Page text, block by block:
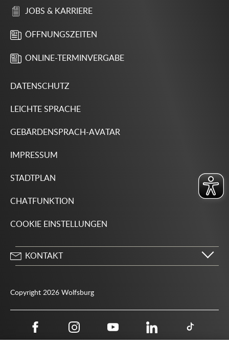
JOBS & KARRIERE
ÖFFNUNGSZEITEN
ONLINE-TERMINVERGABE
DATENSCHUTZ
LEICHTE SPRACHE
GEBÄRDENSPRACH-AVATAR
IMPRESSUM
STADTPLAN
CHATFUNKTION
COOKIE EINSTELLUNGEN
KONTAKT
Behördenrufnummer 115
Copyright 2026 Wolfsburg